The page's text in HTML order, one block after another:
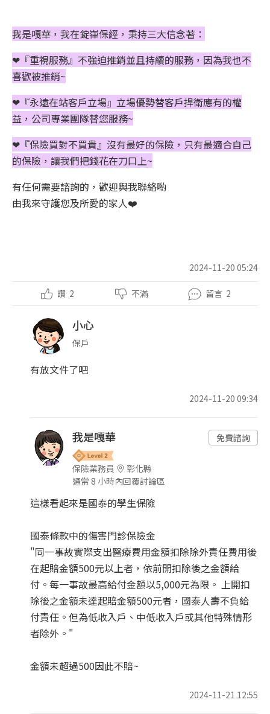
我是嘎華，我在錠嵂保經，秉持三大信念著：
❤『重視服務』不強迫推銷並且持續的服務，因為我也不
喜歡被推銷~
❤『永遠在站客戶立場』立場優勢替客戶捍衛應有的權
益，公司專業團隊替您服務~
❤『保險買對不買貴』沒有最好的保險，只有最適合自己
的保險，讓我們把錢花在刀口上~
有任何需要諮詢的，歡迎與我聯絡喲
由我來守護您及所愛的家人❤️
2024-11-20 05:24
讚 2 不滿 留言 2
小心
保戶
有放文件了吧
2024-11-20 09:34
我是嘎華
保險業務員
彰化縣
通常 8 小時內回覆討論區
免費諮詢
這樣看起來是國泰的學生保險
國泰條款中的傷害門診保險金
"同一事故實際支出醫療費用金額扣除除外責任費用後
在起賠金額500元以上者，依前開扣除後之金額給
付。每一事故最高給付金額以5,000元為限。 上開扣
除後之金額未達起賠金額500元者，國泰人壽不負給
付責任。但為低收入戶、中低收入戶或其他特殊情形
者除外。"
金額未超過500因此不賠~
2024-11-21 12:55